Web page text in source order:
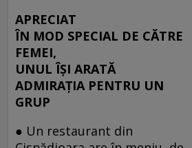
APRECIAT
ÎN MOD SPECIAL DE CĂTRE
FEMEI,
UNUL ÎŞI ARATĂ
ADMIRAŢIA PENTRU UN
GRUP
● Un restaurant din